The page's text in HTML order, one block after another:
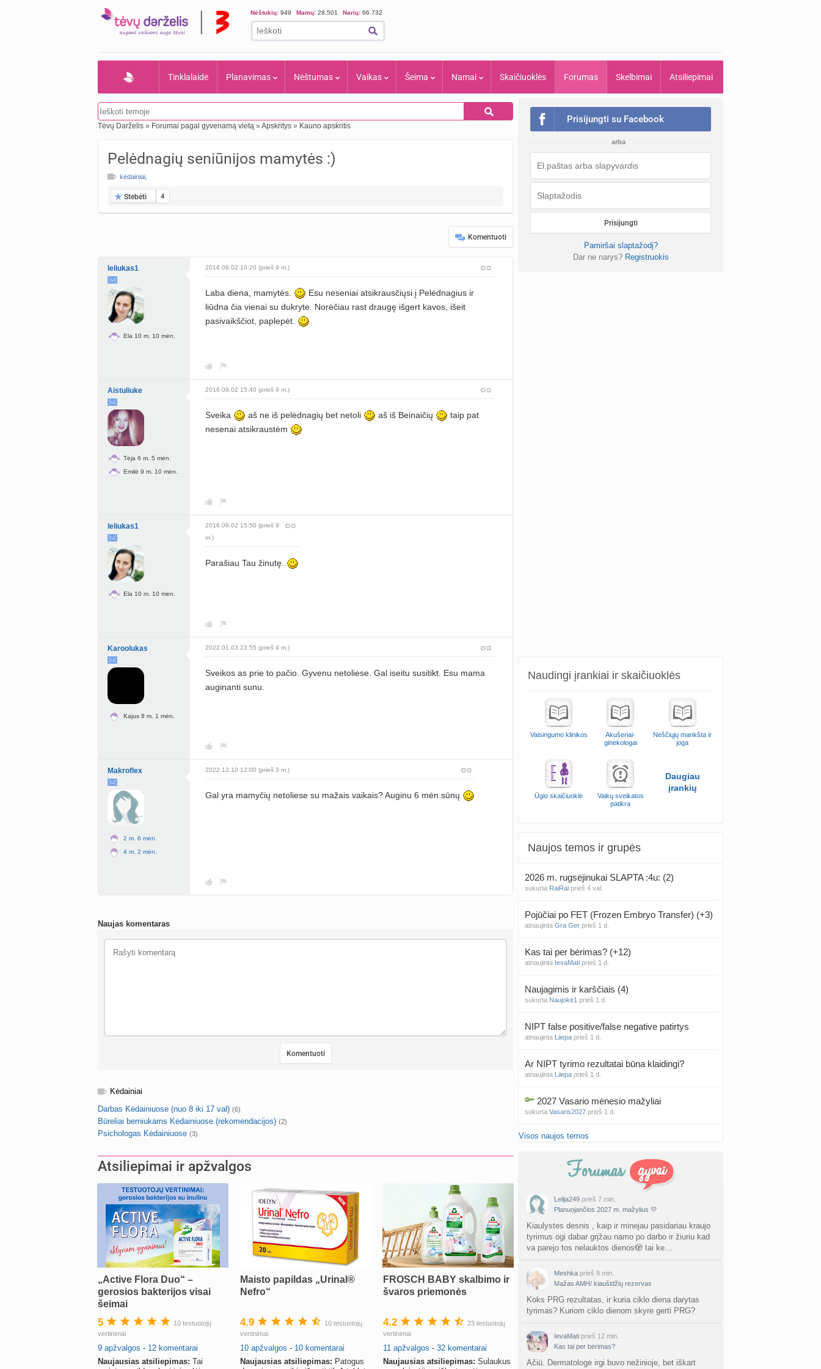
Nėštukių: 949 Mamų: 28.501 Narių: 66.732
Tinklalaidė Planavimas Nėštumas Vaikas Šeima Namai Skaičiuoklės Forumas Skelbimai Atsiliepimai
Tėvų Darželis » Forumai pagal gyvenamą vietą » Apskritys » Kauno apskritis
Pelėdnagių seniūnijos mamytės :)
kėdainiai
Stebėti 4
Komentuoti
leliukas1
Ela 10 m. 10 mėn.
2016.09.02 10:20 (prieš 9 m.)
Laba diena, mamytės.
Esu neseniai atsikrausčiųsi į Pelėdnagius ir
liūdna čia vienai su dukryte. Norėčiau rast draugę išgert kavos, išeit
pasivaikščiot, paplepėt.
Aistuliuke
Tėja 6 m. 5 mėn.
Emilė 9 m. 10 mėn.
2016.09.02 15:40 (prieš 9 m.)
Sveika aš ne iš pelėdnagių bet netoli aš iš Beinaičių
taip pat
nesenai atsikraustėm
leliukas1
Ela 10 m. 10 mėn.
2016.09.02 15:50 (prieš 9
m.)
Parašiau Tau žinutę.
Karoolukas
Kajus 8 m. 1 mėn.
2022.01.03 23:55 (prieš 4 m.)
Sveikos as prie to pačio. Gyvenu netoliese. Gal iseitu susitikt. Esu mama
auginanti sunu.
Makroflex
2 m. 6 mėn.
4 m. 2 mėn.
2022.12.10 12:00 (prieš 3 m.)
Gal yra mamyčių netoliese su mažais vaikais? Auginu 6 mėn sūnų
Naujas komentaras
Kėdainiai
Darbas Kėdainiuose (nuo 8 iki 17 val) (6)
Būreliai berniukams Kėdainiuose (rekomendacijos) (2)
Psichologas Kėdainiuose (3)
Atsiliepimai ir apžvalgos
„Active Flora Duo“ –
gerosios bakterijos visai
šeimai
5
10 testuotojų
vertinimai
9 apžvalgos - 12 komentarai
Naujausias atsiliepimas: Tai
Maisto papildas „Urinal®
Nefro“
4.9
10 testuotojų
vertinimai
10 apžvalgos - 10 komentarai
Naujausias atsiliepimas: Patogus
FROSCH BABY skalbimo ir
švaros priemonės
4.2
23 testuotojų
vertinimai
11 apžvalgos - 32 komentarai
Naujausias atsiliepimas: Sulaukus
Prisijungti su Facebook
arba
Prisijungti
Pamiršai slaptažodį?
Dar ne narys? Registruokis
Naudingi įrankiai ir skaičiuoklės
Vaisingumo klinikos
Akušeriai-
ginekologai
Nėščiųjų mankšta ir
joga
Ūgio skaičiuoklė
Vaikų sveikatos
patikra
Daugiau
įrankių
Naujos temos ir grupės
2026 m. rugsėjinukai SLAPTA :4u: (2)
sukurta RaiRai prieš 4 val.
Pojūčiai po FET (Frozen Embryo Transfer) (+3)
atnaujinta Gra Ger prieš 1 d.
Kas tai per bėrimas? (+12)
atnaujinta IevaMati prieš 1 d.
Naujagimis ir karščiais (4)
sukurta Naujokė1 prieš 1 d.
NIPT false positive/false negative patirtys
atnaujinta Liiepa prieš 1 d.
Ar NIPT tyrimo rezultatai būna klaidingi?
atnaujinta Liiepa prieš 1 d.
2027 Vasario mėnesio mažyliai
sukurta Vasaris2027 prieš 1 d.
Traumatologai Šiauliuose (2)
Čakru valymas
Kęstutis Šklėrius
atnaujintagerdinas prieš 2 d.
Kovo mėnesio dvyniai
Anužis Jonas
atnaujintalinikea223 prieš 2 d.
sukurta babarikė prieš 2 d.
Gražiausi, rečiausi berniukų vardai :)
Visos naujos temos
Lelija249 prieš 7 min.
Planuojančios 2027 m. mažylius 💛
Kiaulystes desnis , kaip ir minejau pasidariau kraujo
tyrimus ogi dabar grįžau namo po darbo ir žiuriu kad
va parejo tos nelauktos dienos🫣 tai ke…
Meshka prieš 9 min.
Mažas AMH/ kiaušidžių rezervas
Koks PRG rezultatas, ir kuria ciklo diena darytas
tyrimas? Kuriom ciklo dienom skyre gerti PRG?
IevaMati prieš 12 min.
Kas tai per bėrimas?
Ačiū. Dermatologė irgi buvo nežinioje, bet iškart